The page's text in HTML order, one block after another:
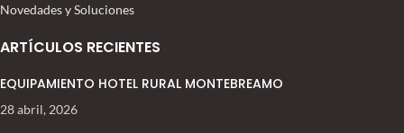
Novedades y Soluciones
ARTÍCULOS RECIENTES
EQUIPAMIENTO HOTEL RURAL MONTEBREAMO
28 abril, 2026